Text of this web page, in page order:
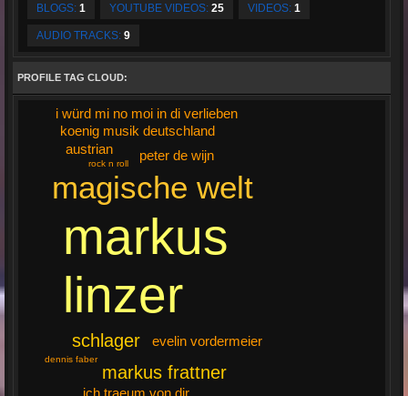
BLOGS: 1 YOUTUBE VIDEOS: 25 VIDEOS: 1
AUDIO TRACKS: 9
PROFILE TAG CLOUD:
markus
linzer
magische welt
schlager
markus frattner
peter de wijn
evelin vordermeier
austrian
koenig musik deutschland
i würd mi no moi in di verlieben
rock n roll
dennis faber